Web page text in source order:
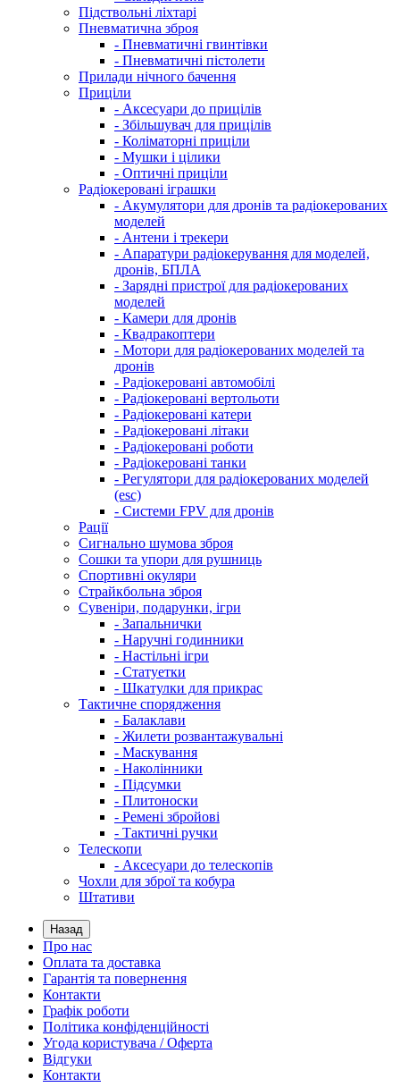
Підствольні ліхтарі
Пневматична зброя
- Пневматичні гвинтівки
- Пневматичні пістолети
Прилади нічного бачення
Приціли
- Аксесуари до прицілів
- Збільшувач для прицілів
- Коліматорні приціли
- Мушки і цілики
- Оптичні приціли
Радіокеровані іграшки
- Акумулятори для дронів та радіокерованих
моделей
- Антени і трекери
- Апаратури радіокерування для моделей,
дронів, БПЛА
- Зарядні пристрої для радіокерованих
моделей
- Камери для дронів
- Квадракоптери
- Мотори для радіокерованих моделей та
дронів
- Радіокеровані автомобілі
- Радіокеровані вертольоти
- Радіокеровані катери
- Радіокеровані літаки
- Радіокеровані роботи
- Радіокеровані танки
- Регулятори для радіокерованих моделей
(esc)
- Системи FPV для дронів
Рації
Сигнально шумова зброя
Сошки та упори для рушниць
Спортивні окуляри
Страйкбольна зброя
Сувеніри, подарунки, ігри
- Запальнички
- Наручні годинники
- Настільні ігри
- Статуетки
- Шкатулки для прикрас
Тактичне спорядження
- Балаклави
- Жилети розвантажувальні
- Маскування
- Наколінники
- Підсумки
- Плитоноски
- Ремені збройові
- Тактичні ручки
Телескопи
- Аксесуари до телескопів
Чохли для зброї та кобура
Штативи
Назад
Про нас
Оплата та доставка
Гарантія та повернення
Контакти
Графік роботи
Політика конфіденційності
Угода користувача / Оферта
Відгуки
Контакти